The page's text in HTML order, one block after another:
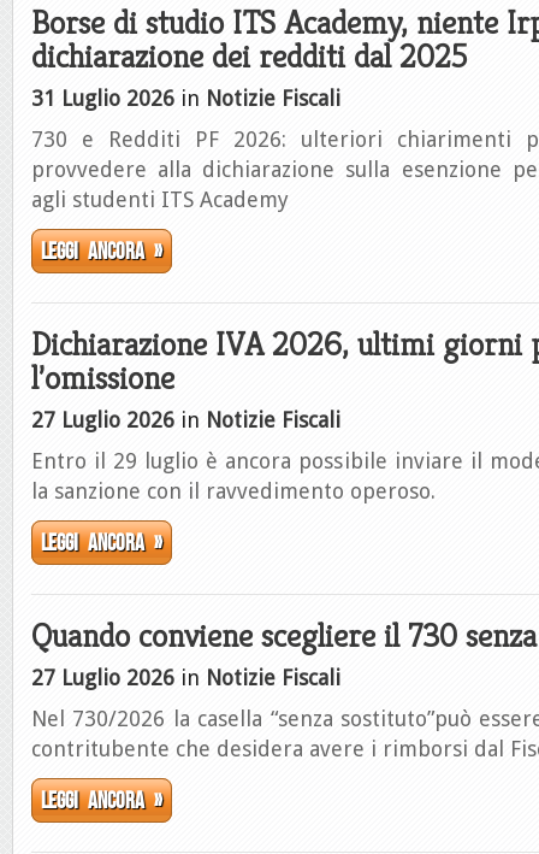
Borse di studio ITS Academy, niente
dichiarazione dei redditi dal 2025
31 Luglio 2026 in Notizie Fiscali
730 e Redditi PF 2026: ulteriori chiarimenti
provvedere alla dichiarazione sulla esenzione
agli studenti ITS Academy
Leggi ancora »
Dichiarazione IVA 2026, ultimi giorni
l’omissione
27 Luglio 2026 in Notizie Fiscali
Entro il 29 luglio è ancora possibile inviare il
la sanzione con il ravvedimento operoso.
Leggi ancora »
Quando conviene scegliere il 730
27 Luglio 2026 in Notizie Fiscali
Nel 730/2026 la casella “senza sostituto”può
contritubente che desidera avere i rimborsi dal
Leggi ancora »